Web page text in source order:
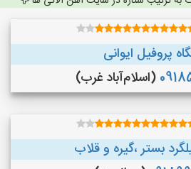
پروفیل ایوانی
(اسلام‌آباد غرب)
بستر ،گیره و قلاب